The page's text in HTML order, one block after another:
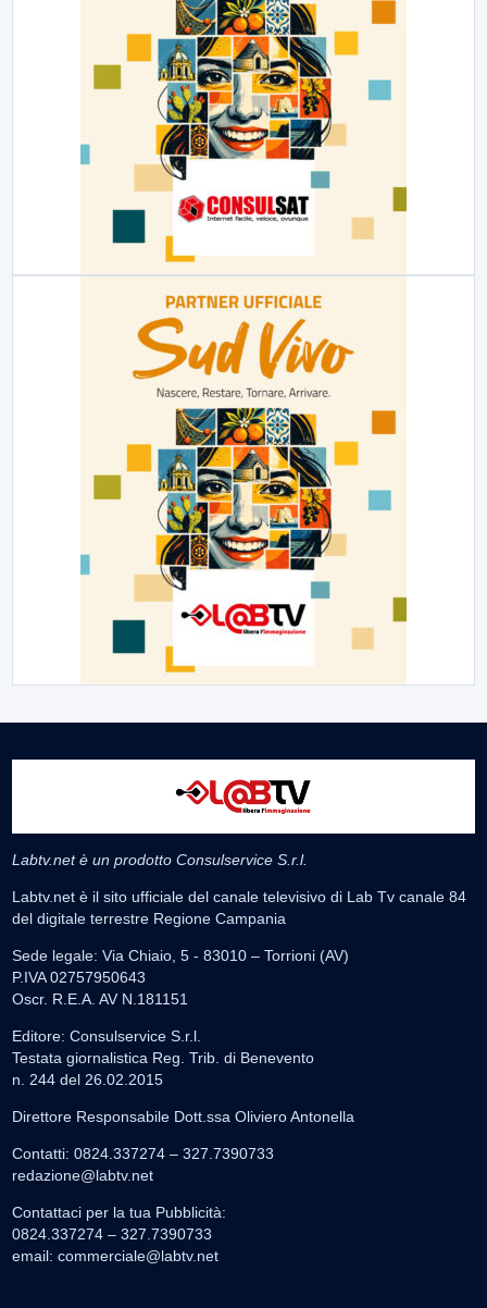
Labtv.net è un prodotto Consulservice S.r.l.
Labtv.net è il sito ufficiale del canale televisivo di Lab Tv canale 84
del digitale terrestre Regione Campania
Sede legale: Via Chiaio, 5 - 83010 – Torrioni (AV)
P.IVA 02757950643
Oscr. R.E.A. AV N.181151
Editore: Consulservice S.r.l.
Testata giornalistica Reg. Trib. di Benevento
n. 244 del 26.02.2015
Direttore Responsabile Dott.ssa Oliviero Antonella
Contatti: 0824.337274 – 327.7390733
redazione@labtv.net
Contattaci per la tua Pubblicità:
0824.337274 – 327.7390733
email: commerciale@labtv.net